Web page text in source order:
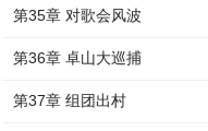
第35章 对歌会风波
第36章 卓山大巡捕
第37章 组团出村